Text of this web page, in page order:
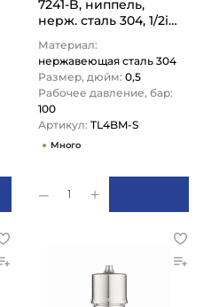
7241-B, ниппель,
нерж. сталь 304, 1/2in
Материал:
нержавеющая сталь 304
Размер, дюйм: 0,5
Рабочее давление, бар:
100
Артикул: TL4BM-S
Много
1